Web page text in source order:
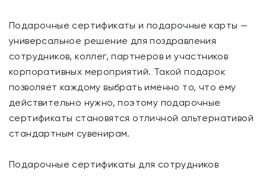
Подарочные сертификаты и подарочные карты —
универсальное решение для поздравления
сотрудников, коллег, партнеров и участников
корпоративных мероприятий. Такой подарок
позволяет каждому выбрать именно то, что ему
действительно нужно, поэтому подарочные
сертификаты становятся отличной альтернативой
стандартным сувенирам.
Подарочные сертификаты для сотрудников